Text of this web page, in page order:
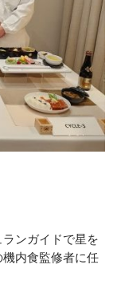
ンガイドで星を
内食監修者に任